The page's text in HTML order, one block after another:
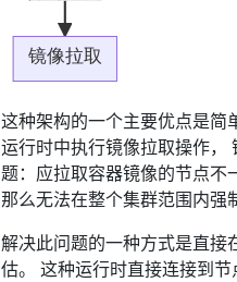
这种架构的一个主要优点是简
运行时中执行镜像拉取操作
题：应拉取容器镜像的节点不
那么无法在整个集群范围内强
解决此问题的一种方式是直接
估。 这种运行时直接连接到节